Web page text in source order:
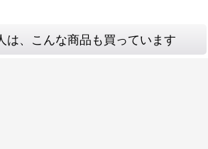
は、こんな商品も買っています